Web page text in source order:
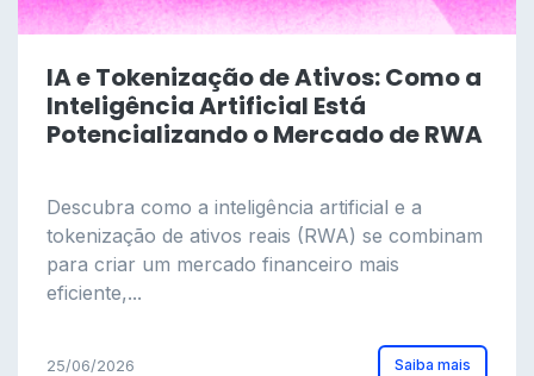
IA e Tokenização de Ativos: Como a
Inteligência Artificial Está
Potencializando o Mercado de RWA
Descubra como a inteligência artificial e a
tokenização de ativos reais (RWA) se combinam
para criar um mercado financeiro mais
eficiente,...
25/06/2026 Saiba mais